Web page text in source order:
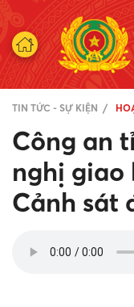
TIN TỨC - SỰ KIỆN
Công an
nghị giao
Cảnh sát